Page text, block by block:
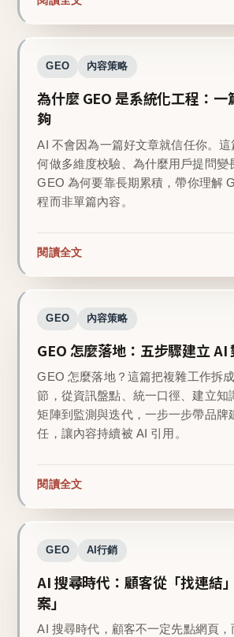
GEO 內容策略
為什麼 GEO 是系統化工程：一
夠
AI 不會因為一篇好文章就信任你。
何做多維度校驗、為什麼用戶提問變
GEO 為何要靠長期累積，帶你理解
程而非單篇內容。
閱讀全文
GEO 內容策略
GEO 怎麼落地：五步驟建立 AI
GEO 怎麼落地？這篇把複雜工作拆
節，從資訊盤點、統一口徑、建立知
矩陣到監測與迭代，一步一步帶品牌
任，讓內容持續被 AI 引用。
閱讀全文
GEO AI行銷
AI 搜尋時代：顧客從「找連結
案」
AI 搜尋時代，顧客不一定先點網頁，